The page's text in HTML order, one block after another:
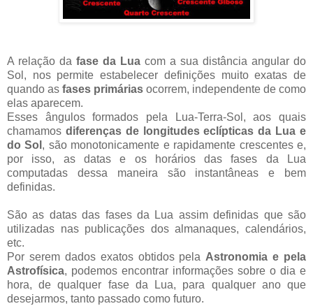
A relação da fase da Lua com a sua distância angular do
Sol, nos permite estabelecer definições muito exatas de
quando as fases primárias ocorrem, independente de como
elas aparecem.
Esses ângulos formados pela Lua-Terra-Sol, aos quais
chamamos diferenças de longitudes eclípticas da Lua e
do Sol , são monotonicamente e rapidamente crescentes e,
por isso, as datas e os horários das fases da Lua
computadas dessa maneira são instantâneas e bem
definidas.
São as datas das fases da Lua assim definidas que são
utilizadas nas publicações dos almanaques, calendários,
etc.
Por serem dados exatos obtidos pela Astronomia e pela
Astrofísica, podemos encontrar informações sobre o dia e
hora, de qualquer fase da Lua, para qualquer ano que
desejarmos, tanto passado como futuro.